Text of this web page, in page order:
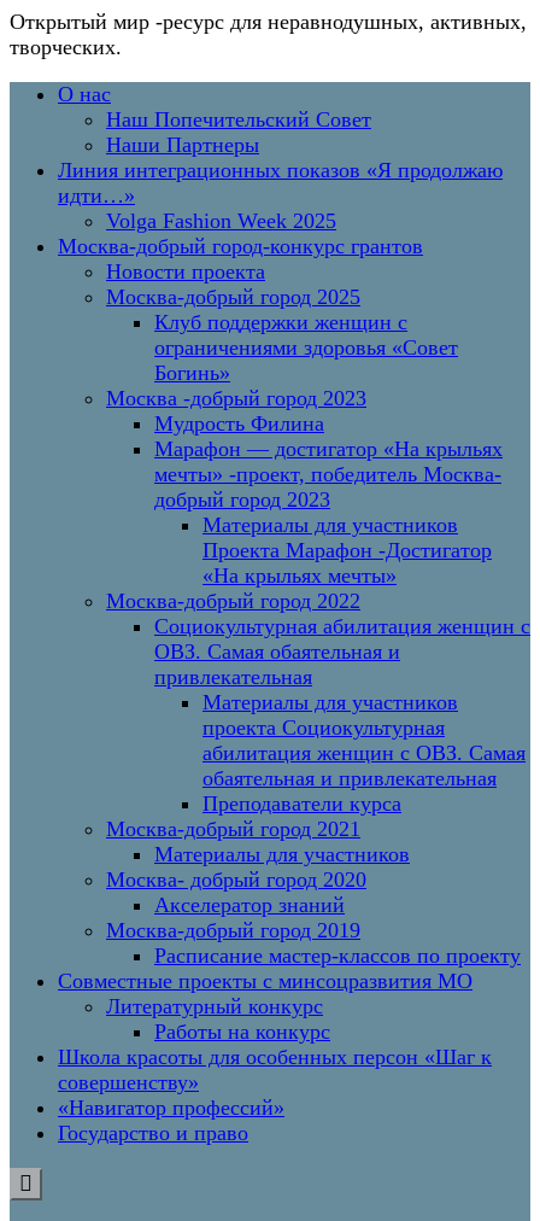
Открытый мир -ресурс для неравнодушных, активных,
творческих.
Перейти
содержимому
Основное
О нас
Наш Попечительский Совет
Наши Партнеры
Линия интеграционных показов «Я продолжаю
идти…»
Volga Fashion Week 2025
Москва-добрый город-конкурс грантов
Новости проекта
Москва-добрый город 2025
Клуб поддержки женщин с
ограничениями здоровья «Совет
Богинь»
Москва -добрый город 2023
Мудрость Филина
Марафон — достигатор «На крыльях
мечты» -проект, победитель Москва-
добрый город 2023
Материалы для участников
Проекта Марафон -Достигатор
«На крыльях мечты»
Москва-добрый город 2022
Социокультурная абилитация женщин с
ОВЗ. Самая обаятельная и
привлекательная
Материалы для участников
проекта Социокультурная
абилитация женщин с ОВЗ. Самая
обаятельная и привлекательная
Преподаватели курса
Москва-добрый город 2021
Материалы для участников
Москва- добрый город 2020
Акселератор знаний
Москва-добрый город 2019
Расписание мастер-классов по проекту
Совместные проекты с минсоцразвития МО
Литературный конкурс
Работы на конкурс
Школа красоты для особенных персон «Шаг к
совершенству»
«Навигатор профессий»
Государство и право